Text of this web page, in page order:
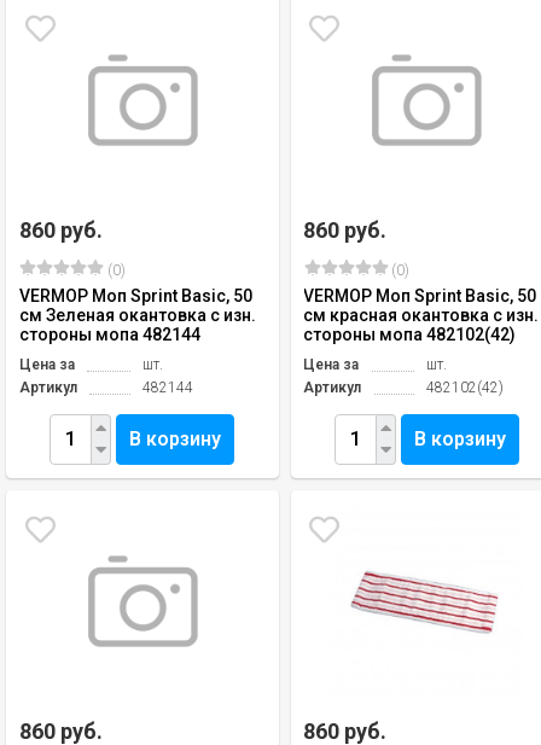
860 руб.
(0)
VERMOP Моп Sprint Basic, 50
см Зеленая окантовка с изн.
стороны мопа 482144
Цена за
шт.
Артикул
482144
В корзину
860 руб.
(0)
VERMOP Моп Sprint Basic, 50
см красная окантовка с изн.
стороны мопа 482102(42)
Цена за
шт.
Артикул
482102(42)
В корзину
860 руб. 860 руб.